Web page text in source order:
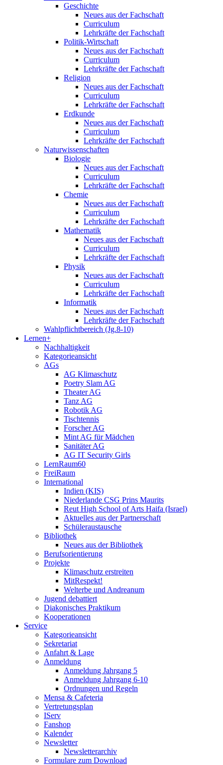
Geschichte
Neues aus der Fachschaft
Curriculum
Lehrkräfte der Fachschaft
Politik-Wirtschaft
Neues aus der Fachschaft
Curriculum
Lehrkräfte der Fachschaft
Religion
Neues aus der Fachschaft
Curriculum
Lehrkräfte der Fachschaft
Erdkunde
Neues aus der Fachschaft
Curriculum
Lehrkräfte der Fachschaft
Naturwissenschaften
Biologie
Neues aus der Fachschaft
Curriculum
Lehrkräfte der Fachschaft
Chemie
Neues aus der Fachschaft
Curriculum
Lehrkräfte der Fachschaft
Mathematik
Neues aus der Fachschaft
Curriculum
Lehrkräfte der Fachschaft
Physik
Neues aus der Fachschaft
Curriculum
Lehrkräfte der Fachschaft
Informatik
Neues aus der Fachschaft
Lehrkräfte der Fachschaft
Wahlpflichtbereich (Jg.8-10)
Lernen+
Nachhaltigkeit
Kategorieansicht
AGs
AG Klimaschutz
Poetry Slam AG
Theater AG
Tanz AG
Robotik AG
Tischtennis
Forscher AG
Mint AG für Mädchen
Sanitäter AG
AG IT Security Girls
LernRaum60
FreiRaum
International
Indien (KIS)
Niederlande CSG Prins Maurits
Reut High School of Arts Haifa (Israel)
Aktuelles aus der Partnerschaft
Schüleraustausche
Bibliothek
Neues aus der Bibliothek
Berufsorientierung
Projekte
Klimaschutz erstreiten
MitRespekt!
Welterbe und Andreanum
Jugend debattiert
Diakonisches Praktikum
Kooperationen
Service
Kategorieansicht
Sekretariat
Anfahrt & Lage
Anmeldung
Anmeldung Jahrgang 5
Anmeldung Jahrgang 6-10
Ordnungen und Regeln
Mensa & Cafeteria
Vertretungsplan
IServ
Fanshop
Kalender
Newsletter
Newsletterarchiv
Formulare zum Download